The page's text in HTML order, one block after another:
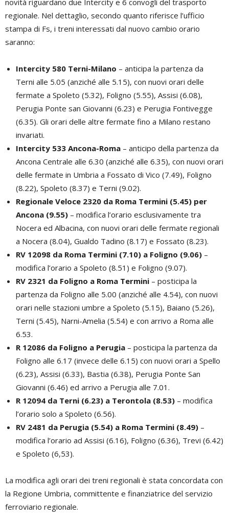
novità riguardano due Intercity e 6 convogli del trasporto
regionale. Nel dettaglio, secondo quanto riferisce l’ufficio
stampa di Fs, i treni interessati dal nuovo cambio orario
saranno:
Intercity 580 Terni-Milano – anticipa la partenza da
Terni alle 5.05 (anziché alle 5.15), con nuovi orari delle
fermate a Spoleto (5.32), Foligno (5.55), Assisi (6.08),
Perugia Ponte san Giovanni (6.23) e Perugia Fontivegge
(6.35). Gli orari delle altre fermate fino a Milano restano
invariati.
Intercity 533 Ancona-Roma – anticipo della partenza da
Ancona Centrale alle 6.30 (anziché alle 6.35), con nuovi orari
delle fermate in Umbria a Fossato di Vico (7.49), Foligno
(8.22), Spoleto (8.37) e Terni (9.02).
Regionale Veloce 2320 da Roma Termini (5.45) per
Ancona (9.55) – modifica l’orario esclusivamente tra
Nocera ed Albacina, con nuovi orari delle fermate regionali
a Nocera (8.04), Gualdo Tadino (8.17) e Fossato (8.23).
RV 12098 da Roma Termini (7.10) a Foligno (9.06) –
modifica l’orario a Spoleto (8.51) e Foligno (9.07).
RV 2321 da Foligno a Roma Termini – posticipa la
partenza da Foligno alle 5.00 (anziché alle 4.54), con nuovi
orari nelle stazioni umbre a Spoleto (5.15), Baiano (5.26),
Terni (5.45), Narni-Amelia (5.54) e con arrivo a Roma alle
6.53.
R 12086 da Foligno a Perugia – posticipa la partenza da
Foligno alle 6.17 (invece delle 6.15) con nuovi orari a Spello
(6.23), Assisi (6.33), Bastia (6.38), Perugia Ponte San
Giovanni (6.46) ed arrivo a Perugia alle 7.01.
R 12094 da Terni (6.23) a Terontola (8.53) – modifica
l’orario solo a Spoleto (6.56).
RV 2481 da Perugia (5.54) a Roma Termini (8.49) –
modifica l’orario ad Assisi (6.16), Foligno (6.36), Trevi (6.42)
e Spoleto (6,53).
La modifica agli orari dei treni regionali è stata concordata con
la Regione Umbria, committente e finanziatrice del servizio
ferroviario regionale.